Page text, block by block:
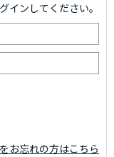
インしてください。
お忘れの方はこちら